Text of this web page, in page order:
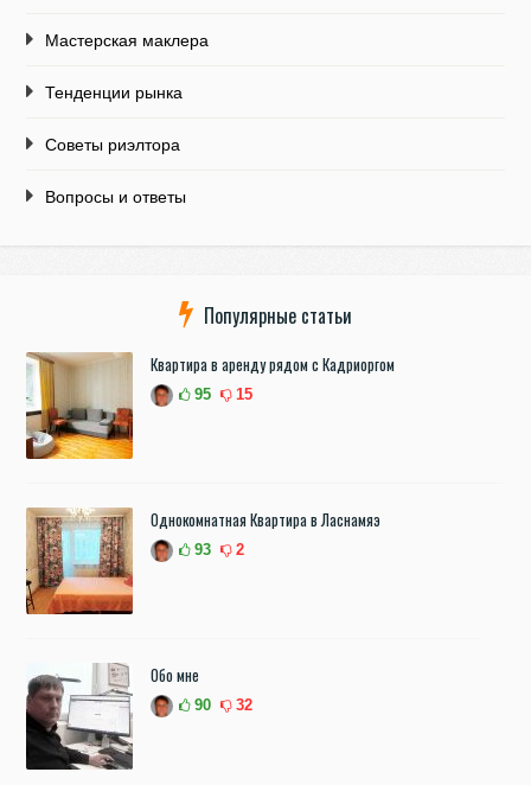
Мастерская маклера
Тенденции рынка
Советы риэлтора
Вопросы и ответы
Популярные статьи
Квартира в аренду рядом с Кадриоргом
95 15
Однокомнатная Квартира в Ласнамяэ
93 2
Обо мне
90 32